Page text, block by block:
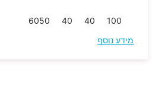
100
40
40
50
60
מידע נוסף